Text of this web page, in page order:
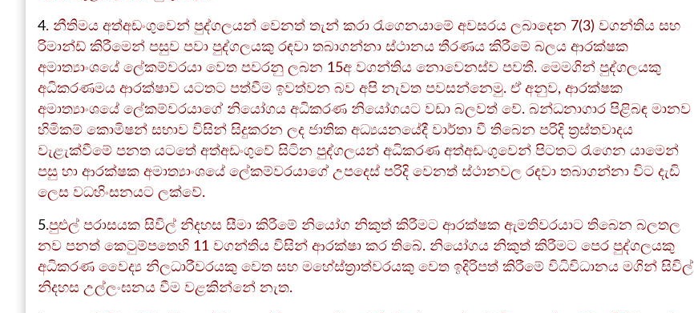
4. නීතිමය අත්අඩංගුවෙන් පුද්ගලයන් වෙනත් තැන් කරා රැගෙනයාමේ අවසරය ලබාදෙන 7(3) වගන්තිය සහ
රිමාන්ඩ් කිරීමෙන් පසුව පවා පුද්ගලයකු රඳවා තබාගන්නා ස්ථානය තීරණය කිරීමේ බලය ආරක්ෂක
අමාත්‍යාංශයේ ලේකම්වරයා වෙත පවරනු ලබන 15අ වගන්තිය නොවෙනස්ව පවතී. මෙමගින් පුද්ගලයකු
අධිකරණමය ආරක්ෂාව යටතට පත්වීම ඉවත්වන බව අපි නැවත පවසන්නෙමු. ඒ අනුව, ආරක්ෂක
අමාත්‍යාංශයේ ලේකම්වරයාගේ නියෝගය අධිකරණ නියෝගයට වඩා බලවත් වේ. බන්ධනාගාර පිළිබඳ මානව
හිමිකම් කොමිෂන් සභාව විසින් සිදුකරන ලද ජාතික අධ්‍යයනයේදී වාර්තා වී තිබෙන පරිදි ත්‍රස්තවාදය
වැළැක්වීමේ පනත යටතේ අත්අඩංගුවේ සිටින පුද්ගලයන් අධිකරණ අත්අඩංගුවෙන් පිටතට රැගෙන යාමෙන්
පසු හා ආරක්ෂක අමාත්‍යාංශයේ ලේකම්වරයාගේ උපදෙස් පරිදි වෙනත් ස්ථානවල රඳවා තබාගන්නා විට දැඩි
ලෙස වධහිංසනයට ලක්වේ.
5.පුළුල් පරාසයක සිවිල් නිදහස සීමා කිරීමේ නියෝග නිකුත් කිරීමට ආරක්ෂක ඇමතිවරයාට තිබෙන බලතල
නව පනත් කෙටුම්පතෙහි 11 වගන්තිය විසින් ආරක්ෂා කර තිබේ. නියෝගය නිකුත් කිරීමට පෙර පුද්ගලයකු
අධිකරණ වෛද්‍ය නිලධාරීවරයකු වෙත සහ මහේස්ත්‍රාත්වරයකු වෙත ඉදිරිපත් කිරීමේ විධිවිධානය මගින් සිවිල්
නිදහස උල්ලංඝනය වීම වළකින්නේ නැත.